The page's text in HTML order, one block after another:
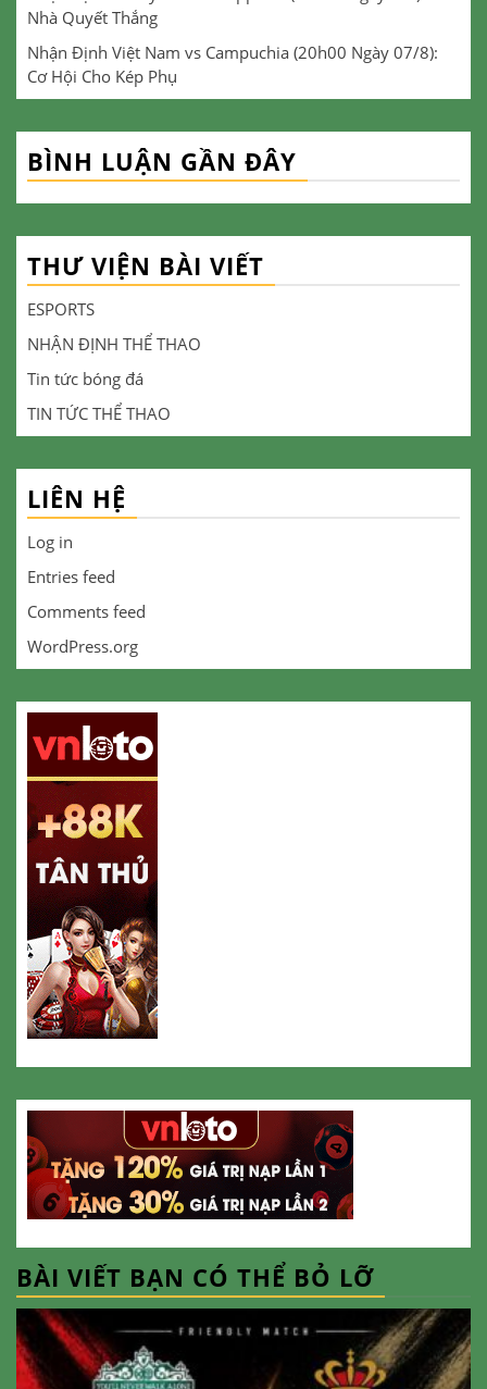
Nhà Quyết Thắng
Nhận Định Việt Nam vs Campuchia (20h00 Ngày 07/8):
Cơ Hội Cho Kép Phụ
BÌNH LUẬN GẦN ĐÂY
THƯ VIỆN BÀI VIẾT
ESPORTS
NHẬN ĐỊNH THỂ THAO
Tin tức bóng đá
TIN TỨC THỂ THAO
LIÊN HỆ
Log in
Entries feed
Comments feed
WordPress.org
BÀI VIẾT BẠN CÓ THỂ BỎ LỠ